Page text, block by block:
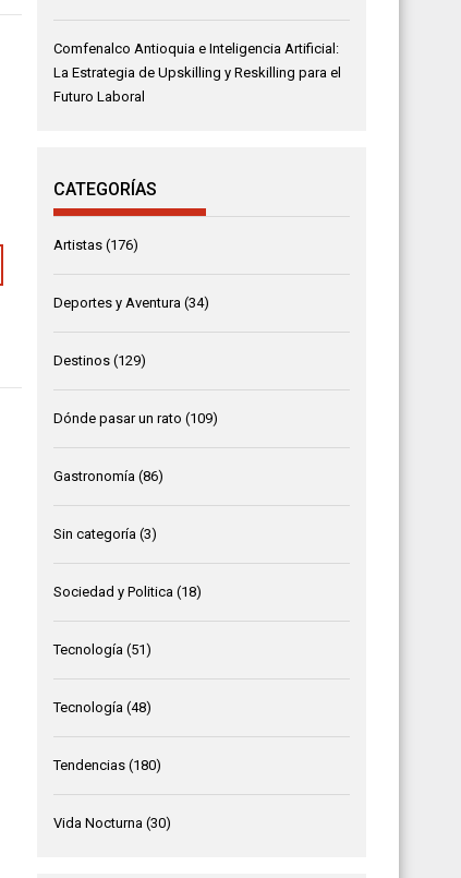
Comfenalco Antioquia e Inteligencia Artificial:
La Estrategia de Upskilling y Reskilling para el
Futuro Laboral
CATEGORÍAS
Artistas (176)
Deportes y Aventura (34)
Destinos (129)
Dónde pasar un rato (109)
Gastronomía (86)
Sin categoría (3)
Sociedad y Politica (18)
Tecnología (51)
Tecnología (48)
Tendencias (180)
Vida Nocturna (30)